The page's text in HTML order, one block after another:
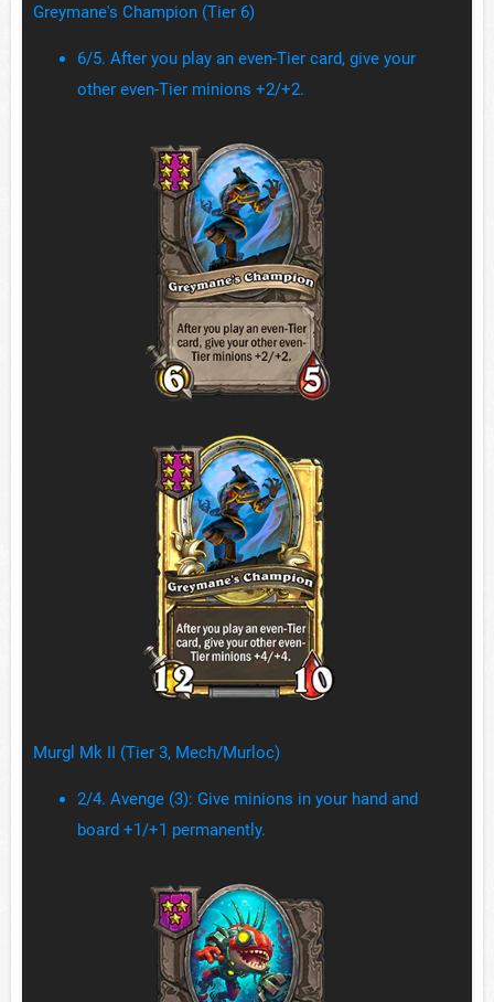
Greymane's Champion (Tier 6)
6/5. After you play an even-Tier card, give your
other even-Tier minions +2/+2.
Murgl Mk II (Tier 3, Mech/Murloc)
2/4. Avenge (3): Give minions in your hand and
board +1/+1 permanently.